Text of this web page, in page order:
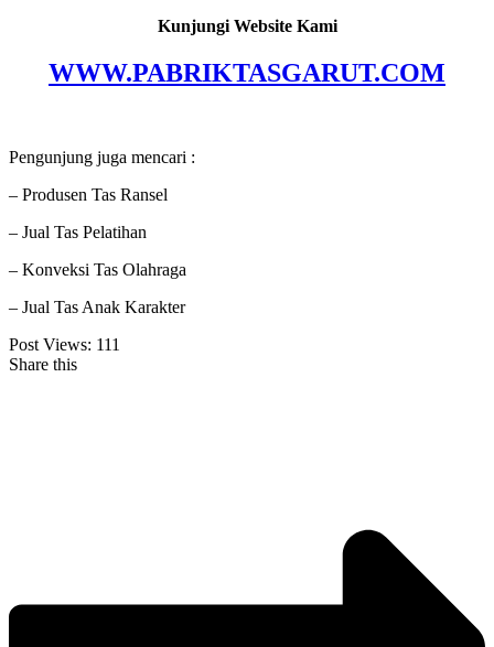
Kunjungi Website Kami
WWW.PABRIKTASGARUT.COM
Pengunjung juga mencari :
– Produsen Tas Ransel
– Jual Tas Pelatihan
– Konveksi Tas Olahraga
– Jual Tas Anak Karakter
Post Views: 111
Share this